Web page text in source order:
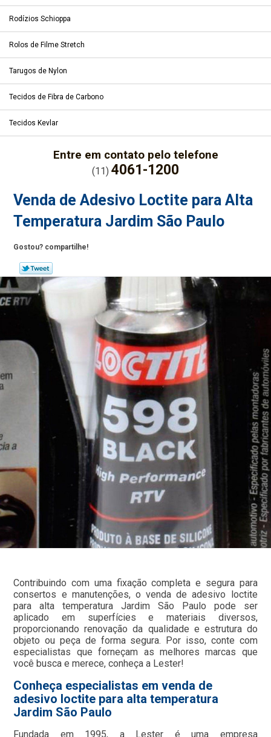
Rodízios Schioppa
Rolos de Filme Stretch
Tarugos de Nylon
Tecidos de Fibra de Carbono
Tecidos Kevlar
Entre em contato pelo telefone
(11) 4061-1200
Venda de Adesivo Loctite para Alta
Temperatura Jardim São Paulo
Gostou? compartilhe!
Contribuindo com uma fixação completa e segura para
consertos e manutenções, o venda de adesivo loctite
para alta temperatura Jardim São Paulo pode ser
aplicado em superfícies e materiais diversos,
proporcionando renovação da qualidade e estrutura do
objeto ou peça de forma segura. Por isso, conte com
especialistas que forneçam as melhores marcas que
você busca e merece, conheça a Lester!
Conheça especialistas em venda de
adesivo loctite para alta temperatura
Jardim São Paulo
Fundada em 1995, a Lester é uma empresa